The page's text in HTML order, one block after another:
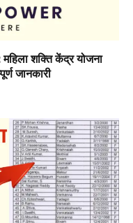
शक्ति केंद्र योजना
जानकारी